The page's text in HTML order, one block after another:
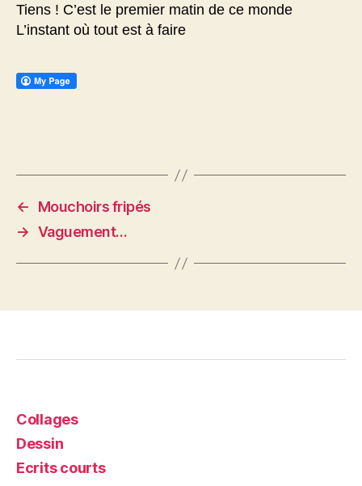
Tiens ! C’est le premier matin de ce monde
L’instant où tout est à faire
←
Mouchoirs fripés
→ Vaguement…
Collages
Dessin
Ecrits courts